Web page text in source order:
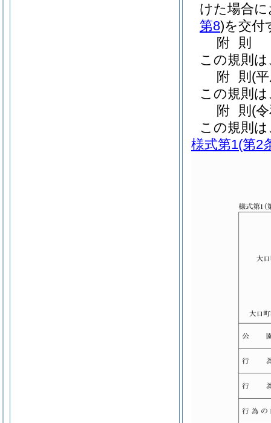
けた場合
第8)を交付
附 則
この規則
附 則 (
この規則
附 則 (
この規則
様式第1(第2